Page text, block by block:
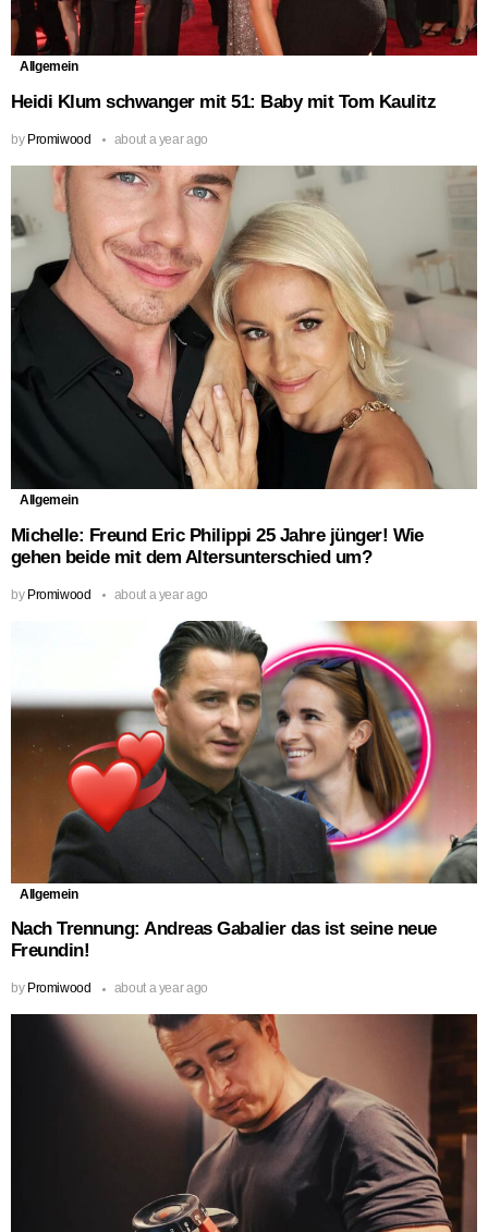
Allgemein
Heidi Klum schwanger mit 51: Baby mit Tom Kaulitz
by Promiwood about a year ago
Allgemein
Michelle: Freund Eric Philippi 25 Jahre jünger! Wie
gehen beide mit dem Altersunterschied um?
by Promiwood about a year ago
Allgemein
Nach Trennung: Andreas Gabalier das ist seine neue
Freundin!
by Promiwood about a year ago